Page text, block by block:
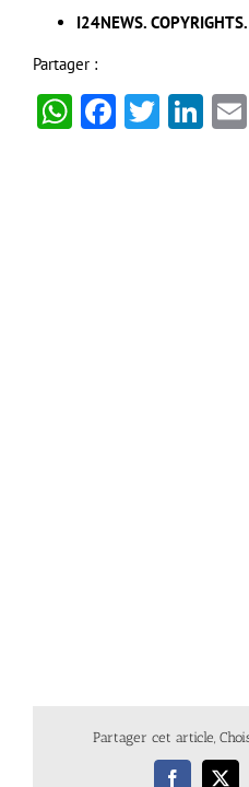
I24NEWS. COPYRIGHTS.
Partager :
WhatsApp
Facebook
Partager cet article,